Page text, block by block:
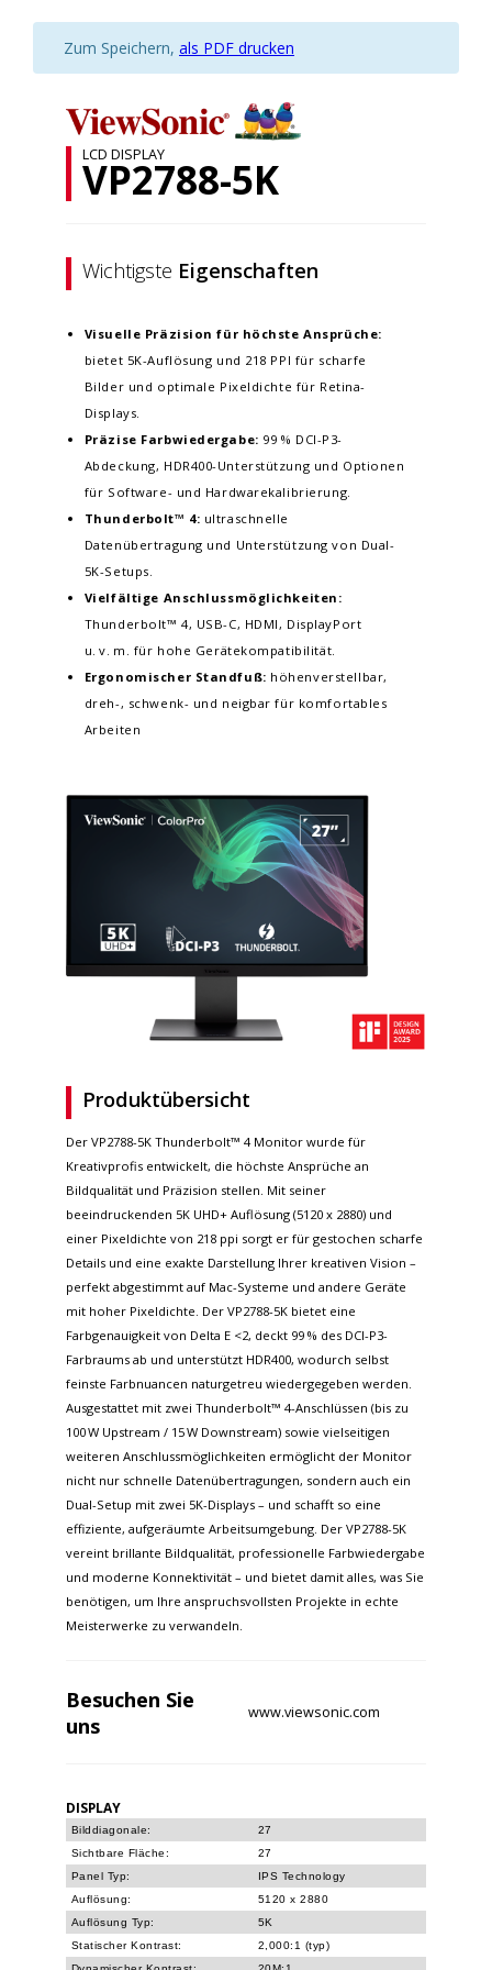
Zum Speichern, als PDF drucken
LCD DISPLAY
VP2788-5K
Wichtigste Eigenschaften
Visuelle Präzision für höchste Ansprüche:
bietet 5K-Auflösung und 218 PPI für scharfe
Bilder und optimale Pixeldichte für Retina-
Displays. ​
Präzise Farbwiedergabe: 99 % DCI-P3-
Abdeckung, HDR400-Unterstützung und Optionen
für Software- und Hardwarekalibrierung.​
Thunderbolt™ 4: ultraschnelle
Datenübertragung und Unterstützung von Dual-
5K-Setups.​
Vielfältige Anschlussmöglichkeiten:
Thunderbolt™ 4, USB-C, HDMI, DisplayPort
u. v. m. für hohe Gerätekompatibilität.
Ergonomischer Standfuß: höhenverstellbar,
dreh-, schwenk- und neigbar für komfortables
Arbeiten
Produktübersicht
Der VP2788-5K Thunderbolt™ 4 Monitor wurde für
Kreativprofis entwickelt, die höchste Ansprüche an
Bildqualität und Präzision stellen. Mit seiner
beeindruckenden 5K UHD+ Auflösung (5120 x 2880) und
einer Pixeldichte von 218 ppi sorgt er für gestochen scharfe
Details und eine exakte Darstellung Ihrer kreativen Vision –
perfekt abgestimmt auf Mac-Systeme und andere Geräte
mit hoher Pixeldichte. Der VP2788-5K bietet eine
Farbgenauigkeit von Delta E <2, deckt 99 % des DCI-P3-
Farbraums ab und unterstützt HDR400, wodurch selbst
feinste Farbnuancen naturgetreu wiedergegeben werden.
Ausgestattet mit zwei Thunderbolt™ 4-Anschlüssen (bis zu
100 W Upstream / 15 W Downstream) sowie vielseitigen
weiteren Anschlussmöglichkeiten ermöglicht der Monitor
nicht nur schnelle Datenübertragungen, sondern auch ein
Dual-Setup mit zwei 5K-Displays – und schafft so eine
effiziente, aufgeräumte Arbeitsumgebung. Der VP2788-5K
vereint brillante Bildqualität, professionelle Farbwiedergabe
und moderne Konnektivität – und bietet damit alles, was Sie
benötigen, um Ihre anspruchsvollsten Projekte in echte
Meisterwerke zu verwandeln.
Besuchen Sie
uns
www.viewsonic.com
DISPLAY
Bilddiagonale:
27
Sichtbare Fläche:
27
Panel Typ:
IPS Technology
Auflösung:
5120 x 2880
Auflösung Typ:
5K
Statischer Kontrast:
2,000:1 (typ)